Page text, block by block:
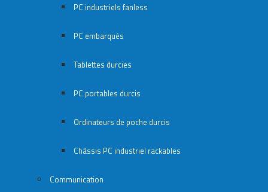
PC industriels fanless
PC embarqués
Tablettes durcies
PC portables durcis
Ordinateurs de poche durcis
Châssis PC industriel rackables​
Communication